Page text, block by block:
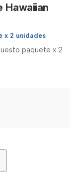
Hawaiian
x 2 unidades
paquete x 2